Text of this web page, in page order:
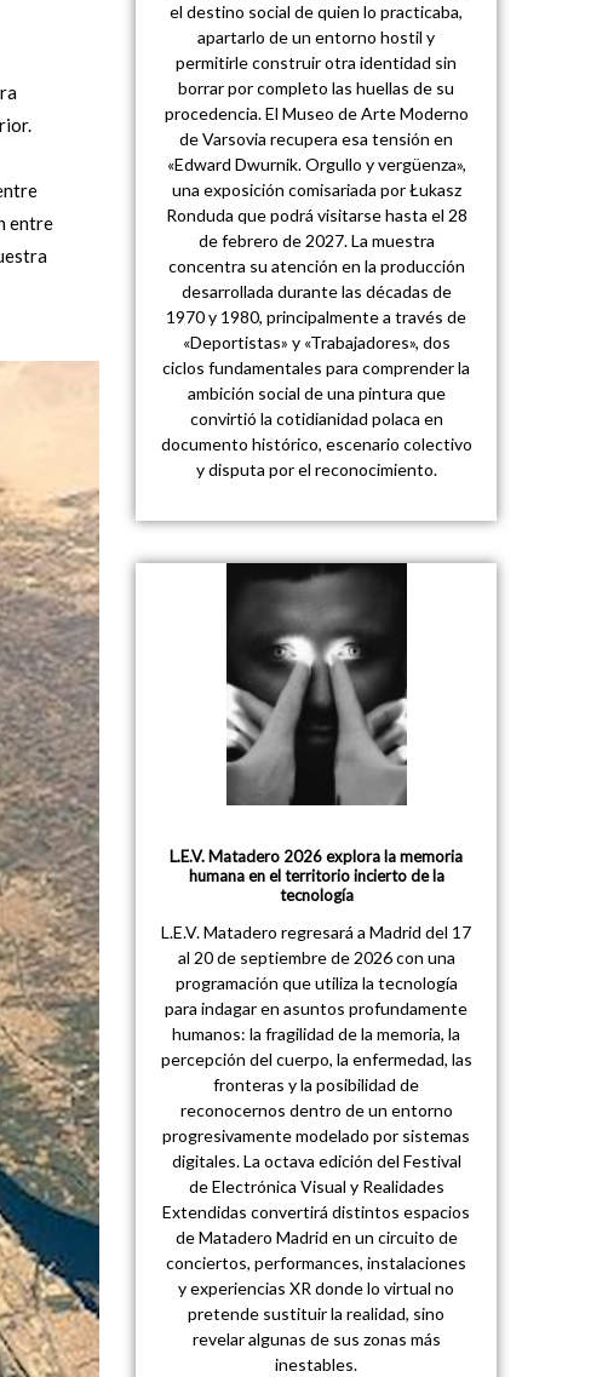
entre
el destino social de quien lo practicaba,
apartarlo de un entorno hostil y
permitirle construir otra identidad sin
borrar por completo las huellas de su
procedencia. El Museo de Arte Moderno
de Varsovia recupera esa tensión en
«Edward Dwurnik. Orgullo y vergüenza»,
una exposición comisariada por Łukasz
Ronduda que podrá visitarse hasta el 28
de febrero de 2027. La muestra
concentra su atención en la producción
desarrollada durante las décadas de
1970 y 1980, principalmente a través de
«Deportistas» y «Trabajadores», dos
ciclos fundamentales para comprender la
ambición social de una pintura que
convirtió la cotidianidad polaca en
documento histórico, escenario colectivo
y disputa por el reconocimiento.
L.E.V. Matadero 2026 explora la memoria
humana en el territorio incierto de la
tecnología
L.E.V. Matadero regresará a Madrid del 17
al 20 de septiembre de 2026 con una
programación que utiliza la tecnología
para indagar en asuntos profundamente
humanos: la fragilidad de la memoria, la
percepción del cuerpo, la enfermedad, las
fronteras y la posibilidad de
reconocernos dentro de un entorno
progresivamente modelado por sistemas
digitales. La octava edición del Festival
de Electrónica Visual y Realidades
Extendidas convertirá distintos espacios
de Matadero Madrid en un circuito de
conciertos, performances, instalaciones
y experiencias XR donde lo virtual no
pretende sustituir la realidad, sino
revelar algunas de sus zonas más
inestables.